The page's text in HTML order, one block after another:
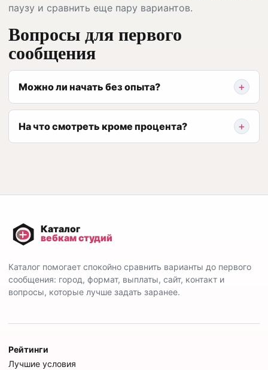
паузу и сравнить еще пару вариантов.
Вопросы для первого
сообщения
Можно ли начать без опыта?
На что смотреть кроме процента?
Каталог помогает спокойно сравнить варианты до первого
сообщения: город, формат, выплаты, сайт, контакт и
вопросы, которые лучше задать заранее.
Рейтинги
Лучшие условия